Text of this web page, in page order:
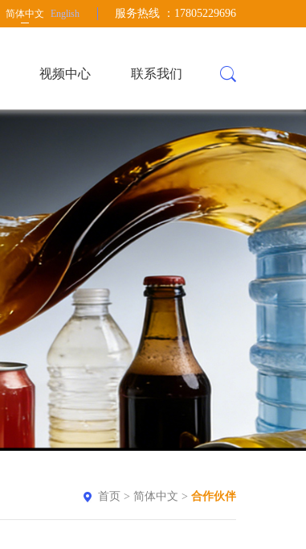
简体中文 English 服务热线 ：17805229696
视频中心 联系我们
首页 > 简体中文 > 合作伙伴